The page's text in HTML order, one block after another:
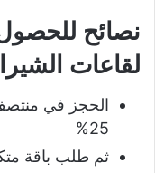
نصائح
لقاعات
الحجز في منتصف
25%
ثم طلب باقة